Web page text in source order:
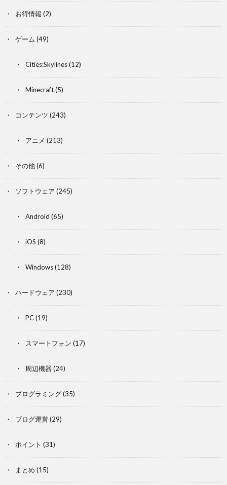
お得情報 (2)
ゲーム (49)
Cities:Skylines(12)
Minecraft(5)
コンテンツ (243)
アニメ (213)
その他(6)
ソフトウェア (245)
Android (65)
iOS (8)
Windows(128)
ハードウェア (230)
PC(19)
スマートフォン (17)
周辺機器 (24)
プログラミング(35)
ブログ運営(29)
ポイント (31)
まとめ (15)